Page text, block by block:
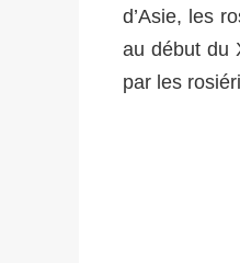
d’Asie, les
au début du
par les